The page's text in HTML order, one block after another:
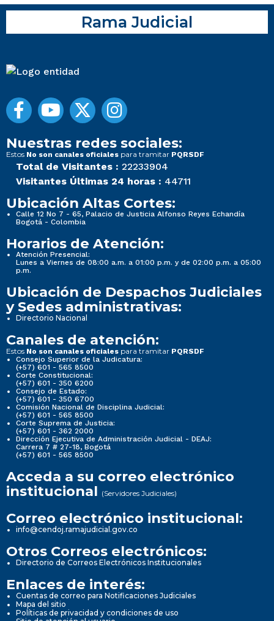
Rama Judicial
Nuestras redes sociales:
Estos No son canales oficiales para tramitar PQRSDF
Total de Visitantes : 22233904
Visitantes Últimas 24 horas : 44711
Ubicación Altas Cortes:
Calle 12 No 7 - 65, Palacio de Justicia Alfonso Reyes Echandía
Bogotá - Colombia
Horarios de Atención:
Atención Presencial:
Lunes a Viernes de 08:00 a.m. a 01:00 p.m. y de 02:00 p.m. a 05:00
p.m.
Ubicación de Despachos Judiciales
y Sedes administrativas:
Directorio Nacional
Canales de atención:
Estos No son canales oficiales para tramitar PQRSDF
Consejo Superior de la Judicatura:
(+57) 601 - 565 8500
Corte Constitucional:
(+57) 601 - 350 6200
Consejo de Estado:
(+57) 601 - 350 6700
Comisión Nacional de Disciplina Judicial:
(+57) 601 - 565 8500
Corte Suprema de Justicia:
(+57) 601 - 362 2000
Dirección Ejecutiva de Administración Judicial - DEAJ:
Carrera 7 # 27-18, Bogotá
(+57) 601 - 565 8500
Acceda a su correo electrónico
institucional (Servidores Judiciales)
Correo electrónico institucional:
info@cendoj.ramajudicial.gov.co
Otros Correos electrónicos:
Directorio de Correos Electrónicos Institucionales
Enlaces de interés:
Cuentas de correo para Notificaciones Judiciales
Mapa del sitio
Políticas de privacidad y condiciones de uso